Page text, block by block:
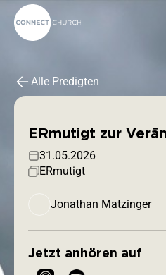
Alle Predigten
ERmutigt zur
31.05.2026
ERmutigt
Jonathan Matzinger
Jetzt anhören auf